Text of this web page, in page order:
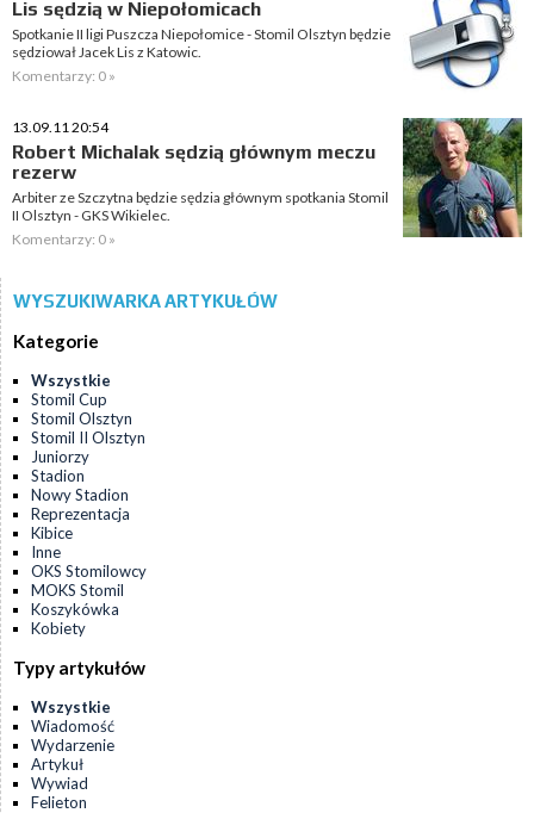
Lis sędzią w Niepołomicach
Spotkanie II ligi Puszcza Niepołomice - Stomil Olsztyn będzie
sędziował Jacek Lis z Katowic.
Komentarzy: 0 »
13.09.11 20:54
Robert Michalak sędzią głównym meczu
rezerw
Arbiter ze Szczytna będzie sędzia głównym spotkania Stomil
II Olsztyn - GKS Wikielec.
Komentarzy: 0 »
WYSZUKIWARKA ARTYKUŁÓW
Kategorie
Wszystkie
Stomil Cup
Stomil Olsztyn
Stomil II Olsztyn
Juniorzy
Stadion
Nowy Stadion
Reprezentacja
Kibice
Inne
OKS Stomilowcy
MOKS Stomil
Koszykówka
Kobiety
Typy artykułów
Wszystkie
Wiadomość
Wydarzenie
Artykuł
Wywiad
Felieton